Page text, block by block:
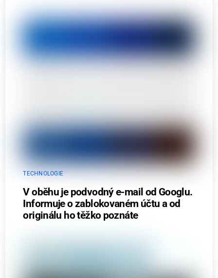
TECHNOLOGIE
V oběhu je podvodný e-mail od Googlu.
Informuje o zablokovaném účtu a od
originálu ho těžko poznáte